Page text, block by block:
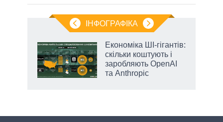
ІНФОГРАФІКА
Економіка ШІ-гігантів:
скільки коштують і
заробляють OpenAI
та Anthropic